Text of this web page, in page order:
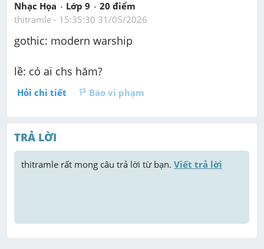
Nhạc Họa Lớp 9 20 điểm
thitramle - 15:35:30 31/05/2026
gothic: modern warship
lề: có ai chs hăm?
Hỏi chi tiết Báo vi phạm
TRẢ LỜI
thitramle rất mong câu trả lời từ bạn. Viết trả lời